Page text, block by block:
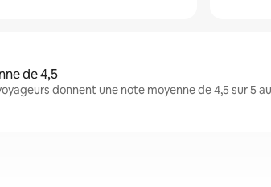
de 4,5
donnent une note moyenne de 4,5 sur 5